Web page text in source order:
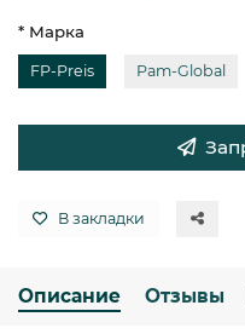
* Марка
FP-Preis Pam-Global
В закладки
Описание Отзывы